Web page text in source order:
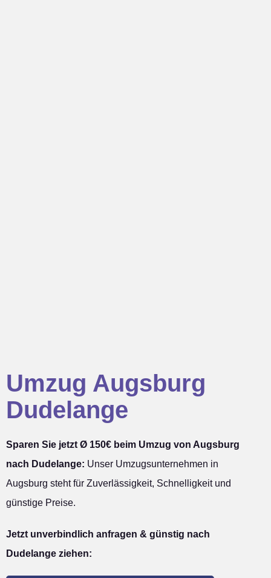
Umzug Augsburg
Dudelange
Sparen Sie jetzt Ø 150€ beim Umzug von Augsburg
nach Dudelange: Unser Umzugsunternehmen in
Augsburg steht für Zuverlässigkeit, Schnelligkeit und
günstige Preise.
Jetzt unverbindlich anfragen & günstig nach
Dudelange ziehen: